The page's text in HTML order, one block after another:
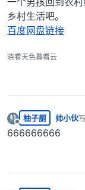
乡村生活吧。​
百度网盘链接
晓看天色暮看云
帅
离线
柚子厨 帅小伙
666666666